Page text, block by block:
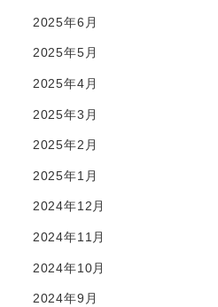
2025年6月
2025年5月
2025年4月
2025年3月
2025年2月
2025年1月
2024年12月
2024年11月
2024年10月
2024年9月